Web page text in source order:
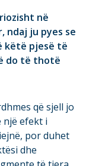
në
ju pyes se
këtë pjesë të
do të thotë
që sjell jo
një efekt i
por duhet
dhe